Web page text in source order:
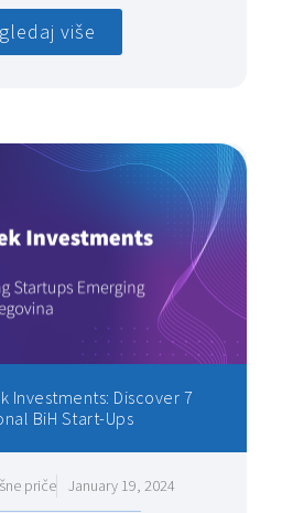
više
Investments: Discover 7
BiH Start-Ups
priče January 19, 2024